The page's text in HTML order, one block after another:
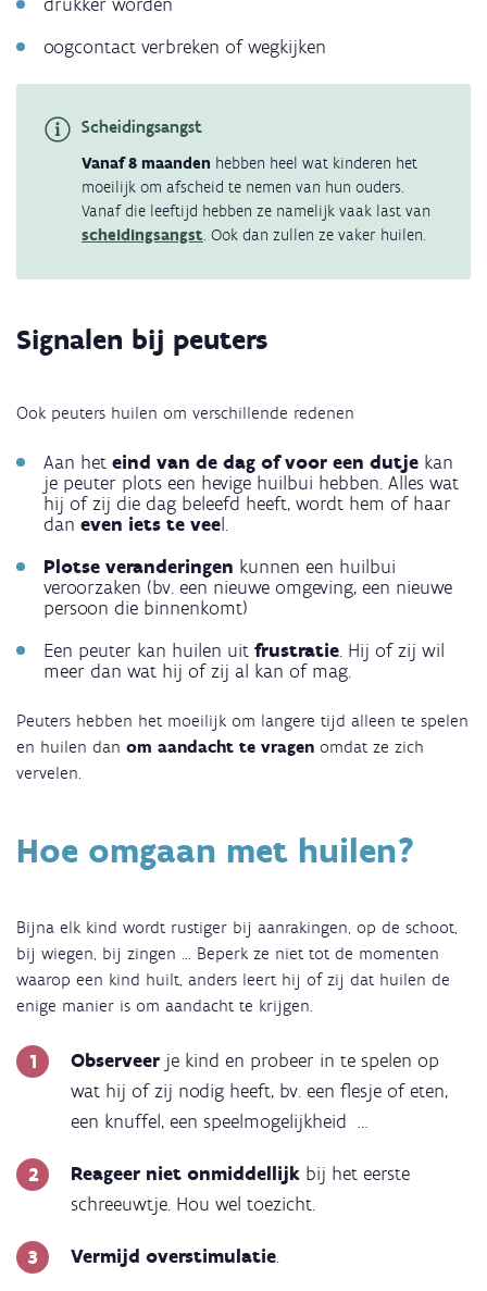
oogcontact verbreken of wegkijken
Scheidingsangst
Vanaf 8 maanden hebben heel wat kinderen het
moeilijk om afscheid te nemen van hun ouders.
Vanaf die leeftijd hebben ze namelijk vaak last van
scheidingsangst. Ook dan zullen ze vaker huilen.
Signalen bij peuters
Ook peuters huilen om verschillende redenen
Aan het eind van de dag of voor een dutje kan
je peuter plots een hevige huilbui hebben. Alles wat
hij of zij die dag beleefd heeft, wordt hem of haar
dan even iets te veel.
Plotse veranderingen kunnen een huilbui
veroorzaken (bv. een nieuwe omgeving, een nieuwe
persoon die binnenkomt)
Een peuter kan huilen uit frustratie. Hij of zij wil
meer dan wat hij of zij al kan of mag.
Peuters hebben het moeilijk om langere tijd alleen te spelen
en huilen dan om aandacht te vragen omdat ze zich
vervelen.
Hoe omgaan met huilen?
Bijna elk kind wordt rustiger bij aanrakingen, op de schoot,
bij wiegen, bij zingen … Beperk ze niet tot de momenten
waarop een kind huilt, anders leert hij of zij dat huilen de
enige manier is om aandacht te krijgen.
Observeer je kind en probeer in te spelen op
wat hij of zij nodig heeft, bv. een flesje of eten,
een knuffel, een speelmogelijkheid …
Reageer niet onmiddellijk bij het eerste
schreeuwtje. Hou wel toezicht.
Vermijd overstimulatie.